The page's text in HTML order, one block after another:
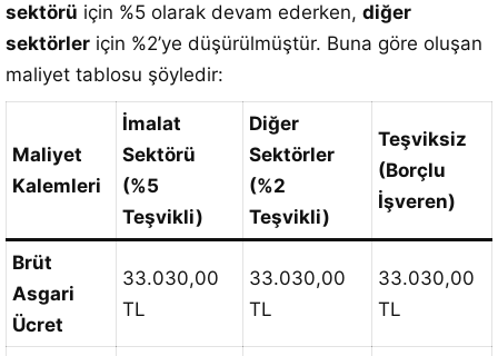
sektörü için %5 olarak devam ederken, diğer
sektörler için %2’ye düşürülmüştür. Buna göre oluşan
maliyet tablosu şöyledir:
Maliyet
Kalemleri
İmalat
Sektörü
(%5
Teşvikli)
Diğer
Sektörler
(%2
Teşvikli)
Teşviksiz
(Borçlu
İşveren)
Brüt
Asgari
Ücret
33.030,00
TL
33.030,00
TL
33.030,00
TL